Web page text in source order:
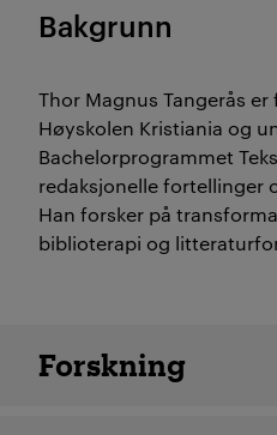
Bakgrunn
Thor Magnus Tangerås
Høyskolen Kristiania og
Bachelorprogrammet
redaksjonelle fortellinger
Han forsker på
biblioterapi og
Ansatte detaljer
Forskning